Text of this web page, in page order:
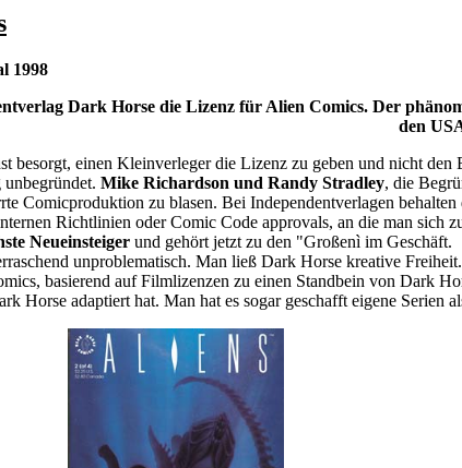
1998
Dark Horse die Lizenz für Alien Comics. Der
den
besorgt, einen Kleinverleger die Lizenz zu geben und nicht
Mike Richardson und Randy Stradley, die
Comicproduktion zu blasen. Bei Independentverlagen
Richtlinien oder Comic Code approvals, an die man sich
Neueinsteiger und gehört jetzt zu den "Großenì im Geschäft.
unproblematisch. Man ließ Dark Horse kreative
basierend auf Filmlizenzen zu einen Standbein von Dark
Horse adaptiert hat. Man hat es sogar geschafft eigene